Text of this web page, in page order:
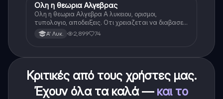
Μαθηματικά
Ολη η θεωρια Αλγεβρας
Ολη η θεωρια Αλγεβρα Α λυκειου, ορισμοι,
τυπολογιο, αποδειξεις. Οτι χρειαζεται να διαβασεις
για το θεωρητικο κομματι της αλγεβρας.
Α' Λυκ. 2,899 74
Κριτικές από τους χρήστες μας.
Έχουν όλα τα καλά — και το